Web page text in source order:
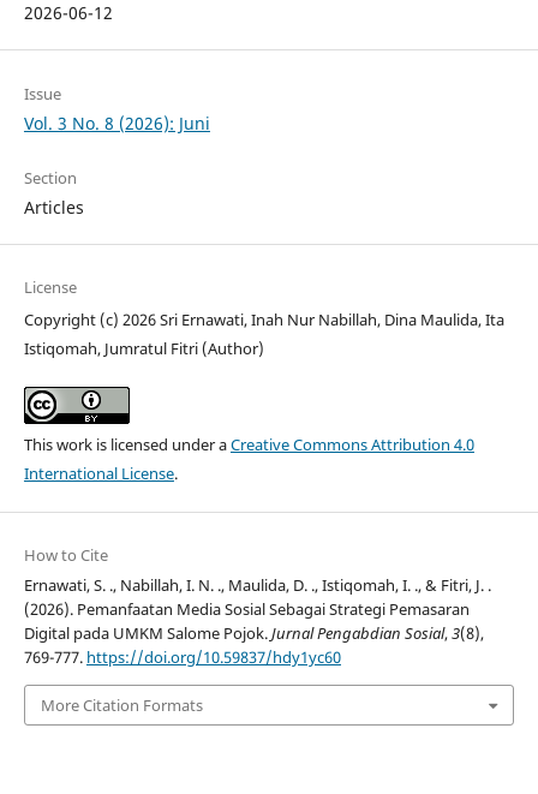
2026-06-12
Issue
Vol. 3 No. 8 (2026): Juni
Section
Articles
License
Copyright (c) 2026 Sri Ernawati, Inah Nur Nabillah, Dina Maulida, Ita
Istiqomah, Jumratul Fitri (Author)
This work is licensed under aCreative Commons Attribution 4.0
International License.
How to Cite
Ernawati, S. ., Nabillah, I. N. ., Maulida, D. ., Istiqomah, I. ., & Fitri, J. .
(2026). Pemanfaatan Media Sosial Sebagai Strategi Pemasaran
Digital pada UMKM Salome Pojok.Jurnal Pengabdian Sosial,3(8),
769-777. https://doi.org/10.59837/hdy1yc60
More Citation Formats